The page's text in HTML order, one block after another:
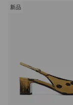
新品